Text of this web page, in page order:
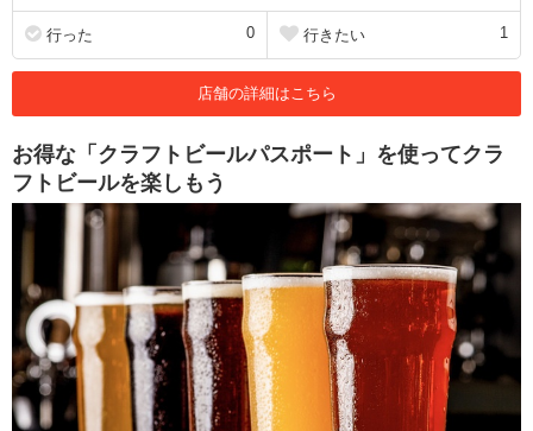
行った 0 行きたい 1
店舗の詳細はこちら
お得な「クラフトビールパスポート」を使ってクラ
フトビールを楽しもう